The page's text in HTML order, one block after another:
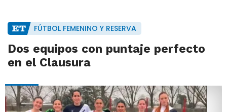
FÚTBOL FEMENINO Y RESERVA
Dos equipos con puntaje perfecto
en el Clausura